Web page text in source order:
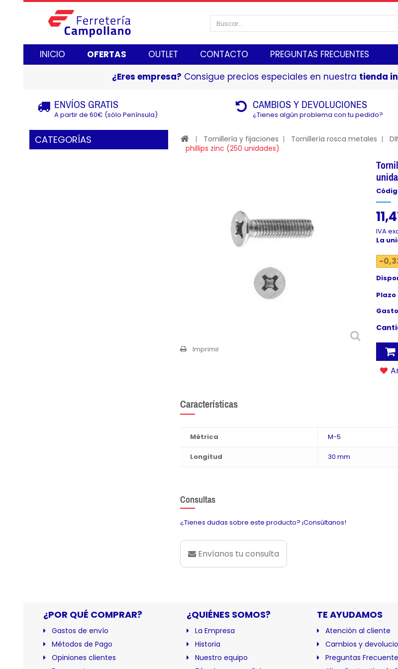
INICIO OFERTAS OUTLET CONTACTO PREGUNTAS FRECUENTES
¿Eres empresa? Consigue precios especiales en nuestra tienda
ENVÍOS GRATIS
A partir de 60€ (sólo Península)
CAMBIOS Y DEVOLUCIONES
¿Tienes algún problema con tu pedido?
CATEGORÍAS Tornillería y fijaciones Tornillería rosca metales
phillips zinc (250 unidades)
Imprimir
IVA
La
-
Características
Métrica M-5
Longitud 30 mm
Consultas
¿Tienes dudas sobre este producto? ¡Consúltanos!
Envíanos tu consulta
¿POR QUÉ COMPRAR?
Gastos de envío
Métodos de Pago
Opiniones clientes
¿QUIÉNES SOMOS?
La Empresa
Historia
Nuestro equipo
TE AYUDAMOS
Atención al cliente
Cambios y
Preguntas